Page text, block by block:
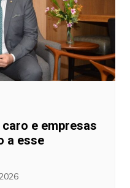
e empresas
a esse